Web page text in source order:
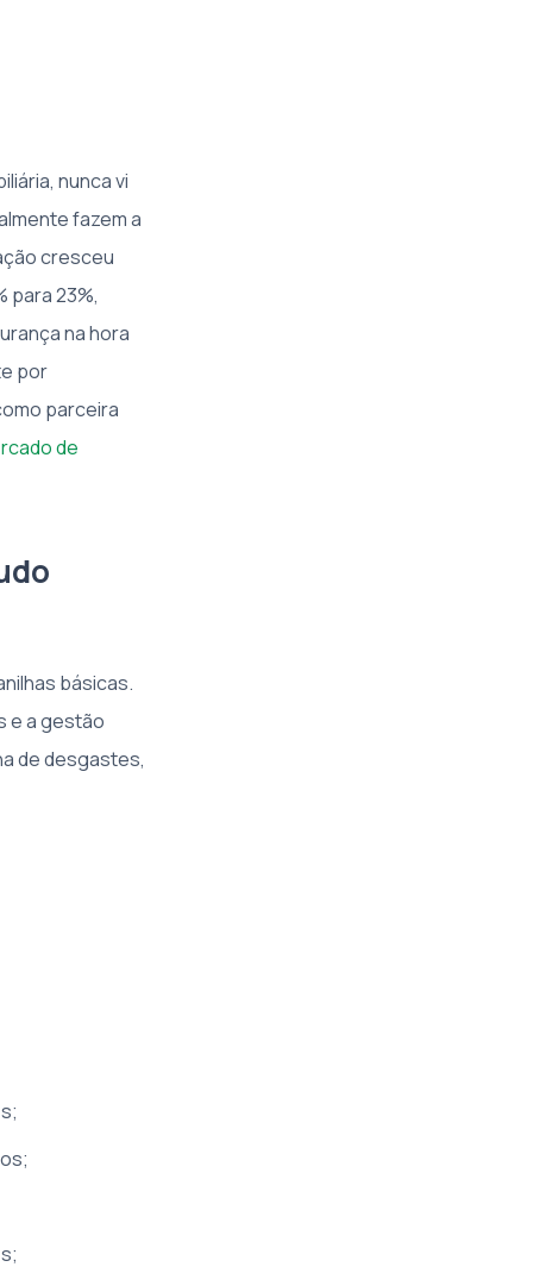
nunca vi
fazem a
cresceu
para 23%,
na hora
por
parceira
de
básicas.
e a gestão
de desgastes,